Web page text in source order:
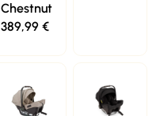
Chestnut
389,99 €